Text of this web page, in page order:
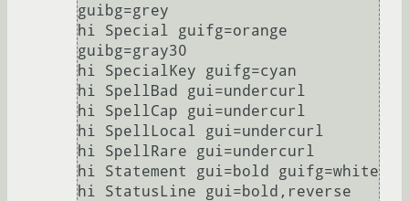
guibg=grey
hi Special guifg=orange
guibg=gray30
hi SpecialKey guifg=cyan
hi SpellBad gui=undercurl
hi SpellCap gui=undercurl
hi SpellLocal gui=undercurl
hi SpellRare gui=undercurl
hi Statement gui=bold guifg=white
hi StatusLine gui=bold,reverse